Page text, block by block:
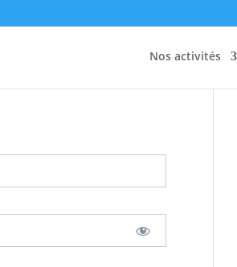
Nos activités